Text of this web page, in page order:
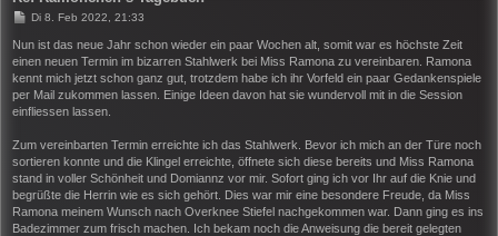
B
i
r
a
g
Di 8. Feb 2022, 21:33
Nun ist das neue Jahr schon wieder ein paar Wochen alt, somit war es höchste Zeit
einen neuen Termin im bizarren Stahlwerk bei Miss Ramona zu vereinbaren. Ramona
kennt mich jetzt schon ganz gut, trotzdem habe ich ihr Vorfeld ein paar Gedankenspiele
per Mail zukommen lassen. Einige Ideen davon hat sie wundervoll mit in die Session
einfliessen lassen.
Zum vereinbarten Termin erreichte ich das Stahlwerk. Bevor ich mich an der Türe noch
sortieren konnte und die Klingel erreichte, öffnete sich diese bereits und Miss Ramona
stand in voller Schönheit und Domiannz vor mir. Sofort ging ich vor Ihr auf die Knie und
begrüßte die Herrin wie es sich gehört. Dies war mir eine besondere Freude, da Miss
Ramona meinem Wunsch nach Overknee Stiefel nachgekommen war. Dann ging es ins
Badezimmer zum frisch machen. Ich bekam noch die Anweisung die bereit gelegten